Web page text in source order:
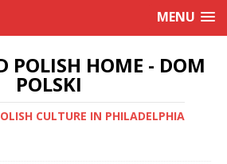
MENU
POLISH HOME - DOM
POLSKI
CULTURE IN PHILADELPHIA